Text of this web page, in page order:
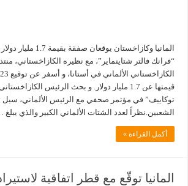
المانيا وكازاخستان
“فرانك فالتر شتاينماير”، مع نظيره الكازاخستاني،
قيمتها عن 1.7 مليار دولار. و بحث الرئيس
توكاييف” في مؤتمر صحفي مع الرئيس الألماني، سبل
الشعبين.نظراً لعدد الشتات الألماني الكبير والذي يبلغ …
أكمل القراءة »
المانيا توقّع مع قطر اتفاقية